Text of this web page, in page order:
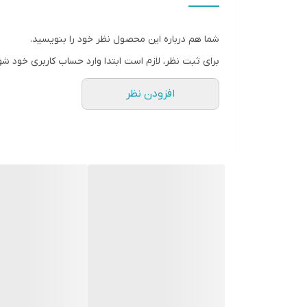
شما هم درباره این محصول نظر خود را بنویسید.
برای ثبت نظر، لازم است ابتدا وارد حساب کاربری خود
افزودن نظر